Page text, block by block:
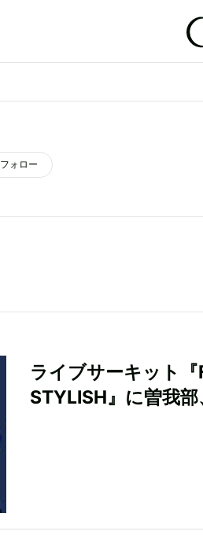
フォロー
ライブサーキット『
STYLISH』に曽我